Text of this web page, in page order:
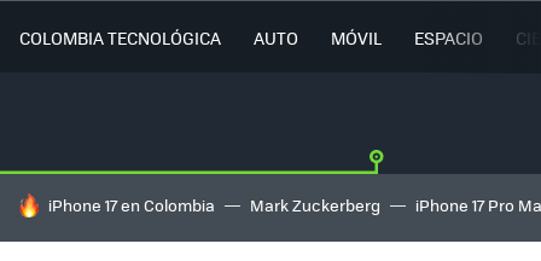
COLOMBIA TECNOLÓGICA AUTO MÓVIL ESPACIO
HOY SE HABLA DE
iPhone 17 en Colombia Mark Zuckerberg iPhone 17 Pro